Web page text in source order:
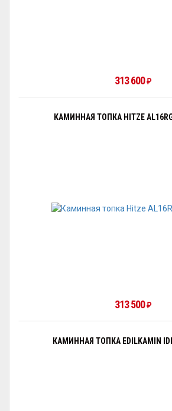
313 600₽
КАМИННАЯ ТОПКА HITZE
313 500₽
КАМИННАЯ ТОПКА EDILKAMIN